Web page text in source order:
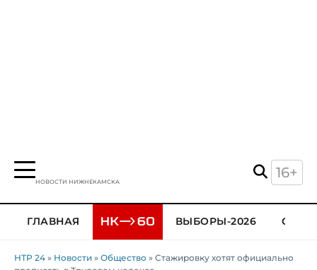
НОВОСТИ НИЖНЕКАМСКА
16+
ГЛАВНАЯ ВЫБОРЫ-2026
НТР 24 » Новости » Общество » Стажировку хотят официально